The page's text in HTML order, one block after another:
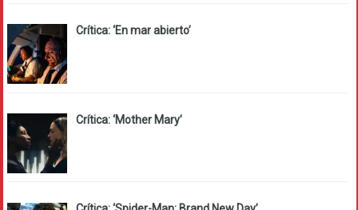
Crítica: ‘En mar abierto’
Crítica: ‘Mother Mary’